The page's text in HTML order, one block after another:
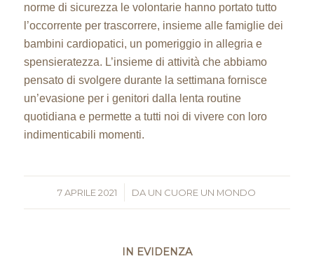
norme di sicurezza le volontarie hanno portato tutto
l’occorrente per trascorrere, insieme alle famiglie dei
bambini cardiopatici, un pomeriggio in allegria e
spensieratezza. L’insieme di attività che abbiamo
pensato di svolgere durante la settimana fornisce
un’evasione per i genitori dalla lenta routine
quotidiana e permette a tutti noi di vivere con loro
indimenticabili momenti.
7 APRILE 2021
/ DA UN CUORE UN MONDO
IN EVIDENZA